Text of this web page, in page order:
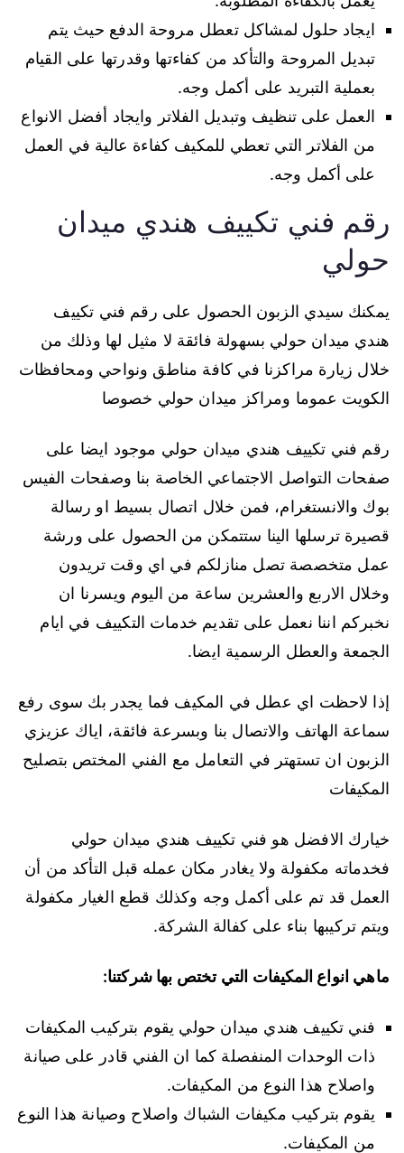
ايجاد حلول لمشاكل تعطل مروحة الدفع حيث يتم
تبديل المروحة والتأكد من كفاءتها وقدرتها على القيام
بعملية التبريد على أكمل وجه.
العمل على تنظيف وتبديل الفلاتر وايجاد أفضل الانواع
من الفلاتر التي تعطي للمكيف كفاءة عالية في العمل
على أكمل وجه.
رقم فني تكييف هندي ميدان
حولي
يمكنك سيدي الزبون الحصول على رقم فني تكييف
هندي ميدان حولي بسهولة فائقة لا مثيل لها وذلك من
خلال زيارة مراكزنا في كافة مناطق ونواحي ومحافظات
الكويت عموما ومراكز ميدان حولي خصوصا
رقم فني تكييف هندي ميدان حولي موجود ايضا على
صفحات التواصل الاجتماعي الخاصة بنا وصفحات الفيس
بوك والانستغرام، فمن خلال اتصال بسيط او رسالة
قصيرة ترسلها الينا ستتمكن من الحصول على ورشة
عمل متخصصة تصل منازلكم في اي وقت تريدون
وخلال الاربع والعشرين ساعة من اليوم ويسرنا ان
نخبركم اننا نعمل على تقديم خدمات التكييف في ايام
الجمعة والعطل الرسمية ايضا.
إذا لاحظت اي عطل في المكيف فما يجدر بك سوى رفع
سماعة الهاتف والاتصال بنا وبسرعة فائقة، اياك عزيزي
الزبون ان تستهتر في التعامل مع الفني المختص بتصليح
المكيفات
خيارك الافضل هو فني تكييف هندي ميدان حولي
فخدماته مكفولة ولا يغادر مكان عمله قبل التأكد من أن
العمل قد تم على أكمل وجه وكذلك قطع الغيار مكفولة
ويتم تركيبها بناء على كفالة الشركة.
ماهي انواع المكيفات التي تختص بها شركتنا:
فني تكييف هندي ميدان حولي يقوم بتركيب المكيفات
ذات الوحدات المنفصلة كما ان الفني قادر على صيانة
واصلاح هذا النوع من المكيفات.
يقوم بتركيب مكيفات الشباك واصلاح وصيانة هذا النوع
من المكيفات.